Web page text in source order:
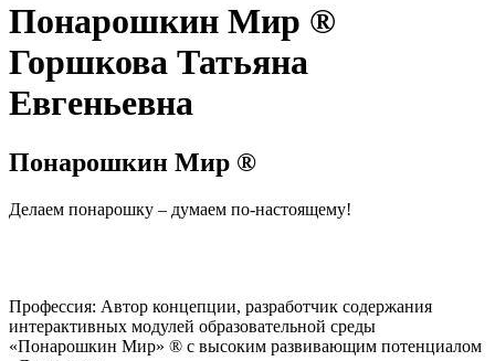
Понарошкин Мир ®
Горшкова Татьяна
Евгеньевна
Понарошкин Мир ®
Делаем понарошку – думаем по-настоящему!
Профессия: Автор концепции, разработчик cодержания
интерактивных модулей образовательной среды
«Понарошкин Мир» ® с высоким развивающим потенциалом